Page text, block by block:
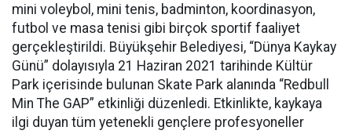
mini voleybol, mini tenis, badminton, koordinasyon,
futbol ve masa tenisi gibi birçok sportif faaliyet
gerçekleştirildi. Büyükşehir Belediyesi, “Dünya Kaykay
Günü” dolayısıyla 21 Haziran 2021 tarihinde Kültür
Park içerisinde bulunan Skate Park alanında “Redbull
Min The GAP” etkinliği düzenledi. Etkinlikte, kaykaya
ilgi duyan tüm yetenekli gençlere profesyoneller